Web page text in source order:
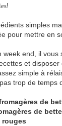
!
simples
pour mettre en
week end, il vous
et
simple à
trop de temps
de